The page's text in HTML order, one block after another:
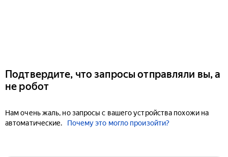
Подтвердите, что запросы отправляли вы, а
не робот
Нам очень жаль, но запросы с вашего устройства похожи на
автоматические.
Почему это могло произойти?